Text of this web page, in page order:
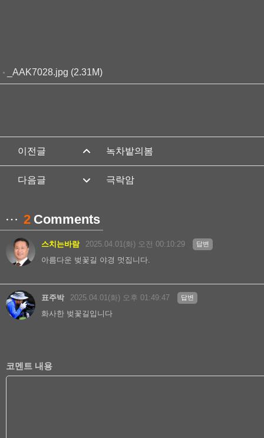
_AAK7028.jpg (2.31M)
녹차밭의봄
극락암
2 Comments
스치는바람 2025.04.01(화) 오전 00:10:29 답변
아름다운 벚꽃길 야경 멋집니다.
표주박 2025.04.01(화) 오후 01:49:47 답변
화사한 벚꽃길입니다
코멘트 내용